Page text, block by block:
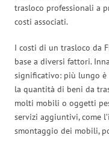
trasloco professionali a
costi associati.
I costi di un trasloco da
base a diversi fattori.
significativo: più lungo
la quantità di beni da
molti mobili o oggetti
servizi aggiuntivi, come
smontaggio dei mobili,